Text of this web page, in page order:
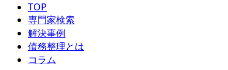
TOP
専門家検索
解決事例
債務整理とは
コラム